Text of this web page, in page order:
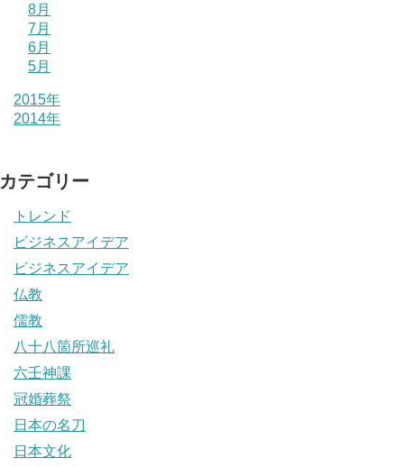
8月
7月
6月
5月
2015年
2014年
カテゴリー
トレンド
ビジネスアイデア
ビジネスアイデア
仏教
儒教
八十八箇所巡礼
六壬神課
冠婚葬祭
日本の名刀
日本文化